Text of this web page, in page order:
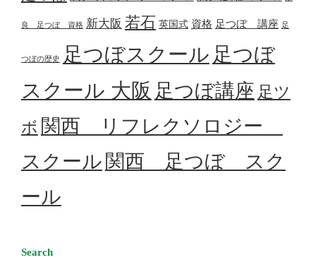
良 足つぼ 資格 新大阪 若石 英国式 資格 足つぼ 講座 足
つぼの歴史 足つぼスクール 足つぼ
スクール 大阪 足つぼ講座 足ツ
ボ 関西 リフレクソロジー
スクール 関西 足つぼ スク
ール
Search